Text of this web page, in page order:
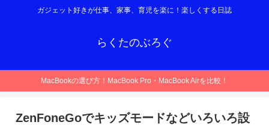
ガジェット好きが仕事、家事、育児を楽に！楽しくする日誌
らくたのぶろぐ
MacBookの選び方！MacBook Pro・MacBook Airを比較！
ZenFoneGoでキッズモードなどいろいろ設